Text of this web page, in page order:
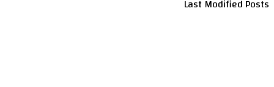
Last Modified Posts